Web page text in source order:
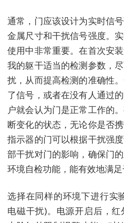
通常，门应该设计为实时信
金属尺寸和干扰信号强度。
使用中非常重要。在首次安
我的躯干适当的检测参数，
扰，从而提高检测的准确性
了信号，或者在没有人通过
户就会认为门是正常工作的
断变化的状态，无论你是否
指示器的门可以根据干扰强
部干扰对门的影响，确保门
环境自检功能，能有效地满足
选择在同样的环境下进行实
电磁干扰)。电源开启后，